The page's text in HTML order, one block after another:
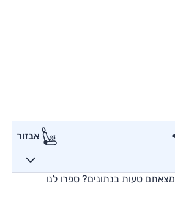
אבזור
מצאתם טעות בנתונים? ספרו לנו